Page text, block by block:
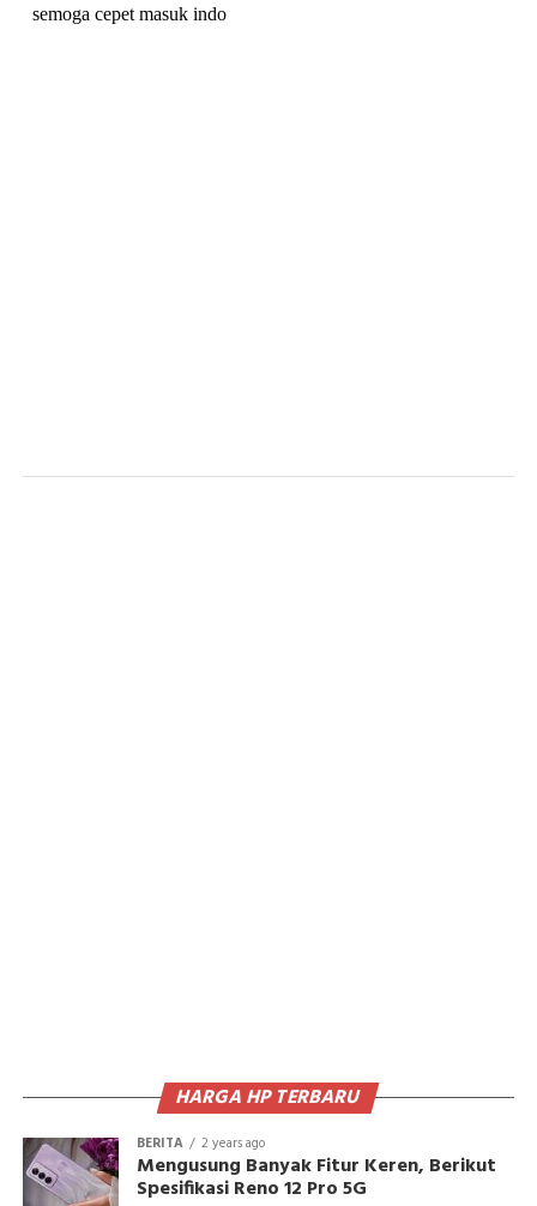
HARGA HP TERBARU
BERITA 2 years ago
Mengusung Banyak Fitur Keren, Berikut
Spesifikasi Reno 12 Pro 5G